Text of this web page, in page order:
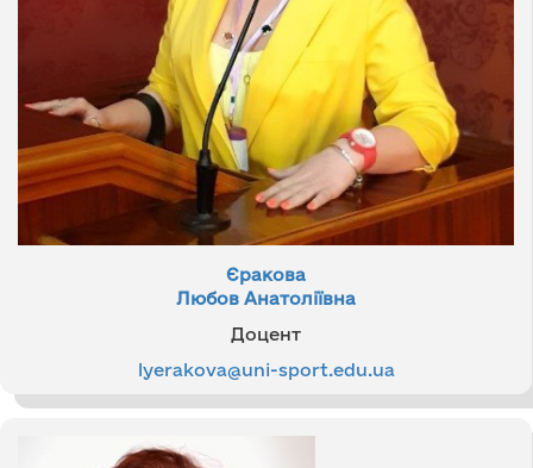
Єракова
Любов Анатоліївна
Доцент
lyerakova@uni-sport.edu.ua